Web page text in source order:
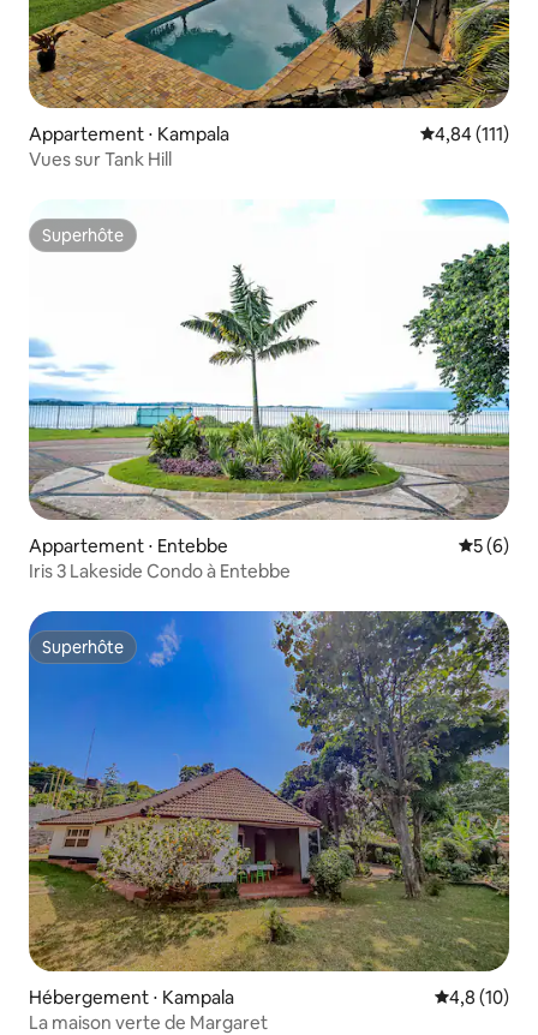
Appartement ⋅ Kampala Évaluation
4,84 (111)
Vues sur Tank Hill
Superhôte
Superhôte
Appartement ⋅ Entebbe
5 (6)
Iris 3 Lakeside Condo à Entebbe
Superhôte
Superhôte
Hébergement ⋅ Kampala Évaluation
4,8 (10)
La maison verte de Margaret